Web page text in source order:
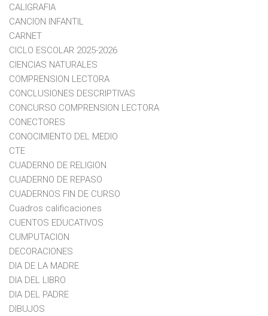
CALIGRAFIA
CANCION INFANTIL
CARNET
CICLO ESCOLAR 2025-2026
CIENCIAS NATURALES
COMPRENSION LECTORA
CONCLUSIONES DESCRIPTIVAS
CONCURSO COMPRENSION LECTORA
CONECTORES
CONOCIMIENTO DEL MEDIO
CTE
CUADERNO DE RELIGION
CUADERNO DE REPASO
CUADERNOS FIN DE CURSO
Cuadros calificaciones
CUENTOS EDUCATIVOS
CUMPUTACION
DECORACIONES
DIA DE LA MADRE
DIA DEL LIBRO
DIA DEL PADRE
DIBUJOS